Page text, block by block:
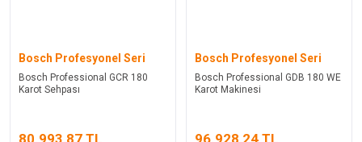
Bosch Profesyonel Seri
Bosch Professional GCR 180
Karot Sehpası
80.993,87 TL
Bosch Profesyonel Seri
Bosch Professional GDB 180 WE
Karot Makinesi
96.928,24 TL